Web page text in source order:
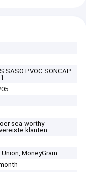
SASO PVOC SONCAP
sea-worthy
klanten.
MoneyGram